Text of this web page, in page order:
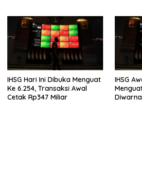
IHSG Hari Ini Dibuka Menguat
Ke 6.254, Transaksi Awal
Cetak Rp347 Miliar
IHSG